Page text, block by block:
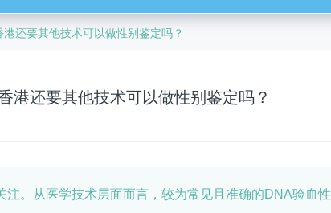
还要其他技术可以做性别鉴定吗？
港还要其他技术可以做性别鉴定吗？
。从医学技术层面而言，较为常见且准确的DNA验血性